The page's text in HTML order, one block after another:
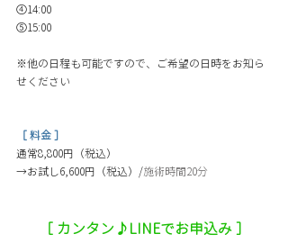
④14:00
⑤15:00
※他の日程も可能ですので、ご希望の日時をお知ら
せください
［ 料金 ］
通常8,800円（税込）
→お試し6,600円（税込）/施術時間20分
［ カンタン♪LINEでお申込み ］